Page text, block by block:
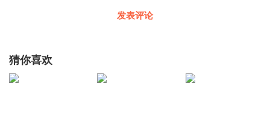
发表评论
猜你喜欢